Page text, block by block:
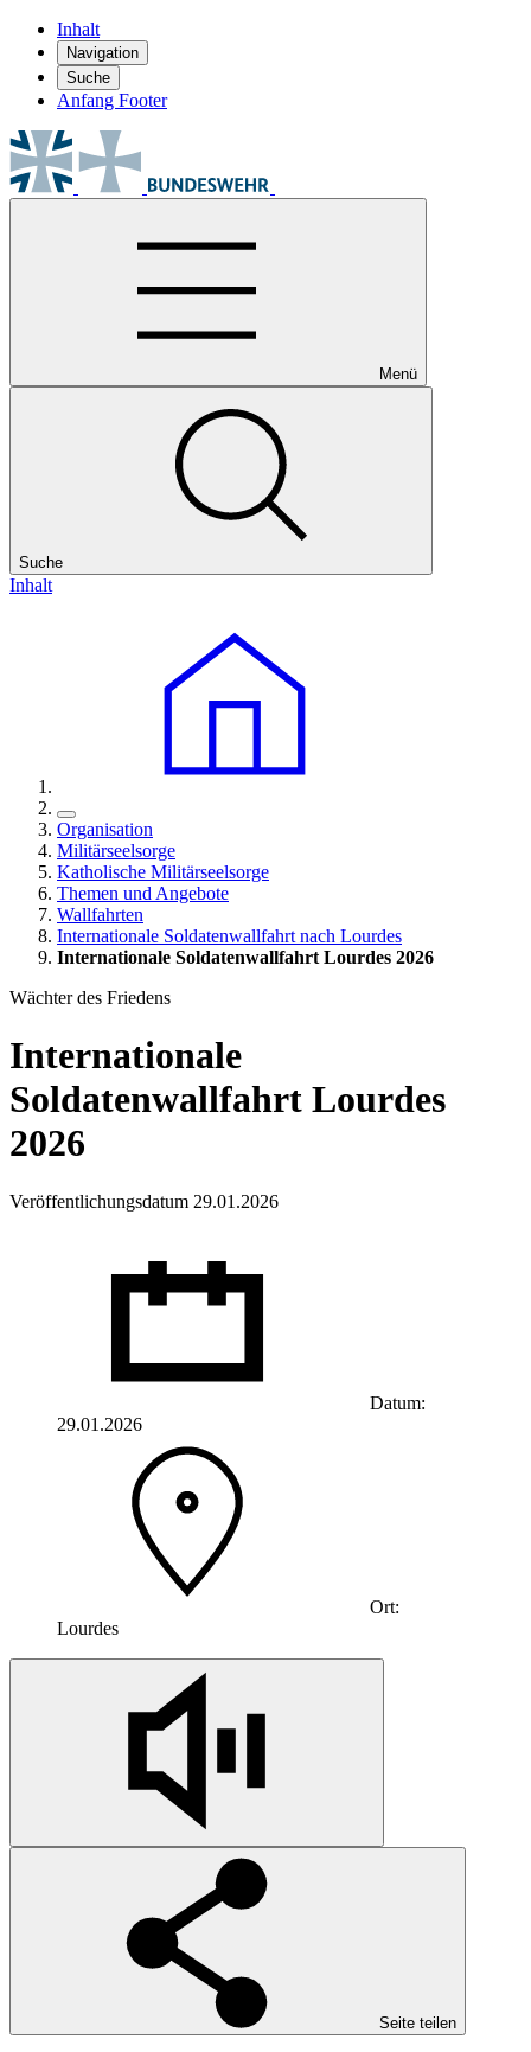
Inhalt
Navigation
Suche
Anfang Footer
Menü
Suche
Inhalt
Organisation
Militärseelsorge
Katholische Militärseelsorge
Themen und Angebote
Wallfahrten
Internationale Soldatenwallfahrt nach Lourdes
Internationale Soldatenwallfahrt Lourdes 2026
Wächter des Friedens
Internationale
Soldatenwallfahrt Lourdes
2026
Veröffentlichungsdatum 29.01.2026
Datum:
29.01.2026
Ort:
Lourdes
Seite teilen